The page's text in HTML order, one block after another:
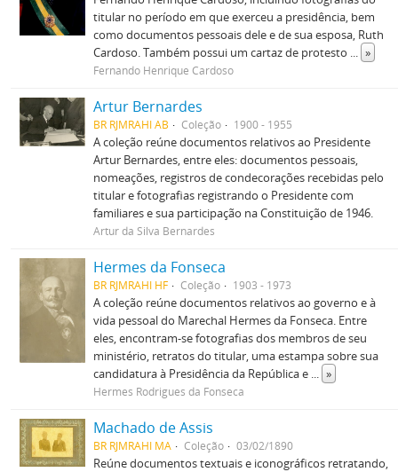
titular no período em que exerceu a presidência, bem
como documentos pessoais dele e de sua esposa, Ruth
Cardoso. Também possui um cartaz de protesto ... »
Fernando Henrique Cardoso
Artur Bernardes
BR RJMRAHI AB Coleção 1900 - 1955
A coleção reúne documentos relativos ao Presidente
Artur Bernardes, entre eles: documentos pessoais,
nomeações, registros de condecorações recebidas pelo
titular e fotografias registrando o Presidente com
familiares e sua participação na Constituição de 1946.
Artur da Silva Bernardes
Hermes da Fonseca
BR RJMRAHI HF Coleção 1903 - 1973
A coleção reúne documentos relativos ao governo e à
vida pessoal do Marechal Hermes da Fonseca. Entre
eles, encontram-se fotografias dos membros de seu
ministério, retratos do titular, uma estampa sobre sua
candidatura à Presidência da República e ... »
Hermes Rodrigues da Fonseca
Machado de Assis
BR RJMRAHI MA Coleção 03/02/1890
Reúne documentos textuais e iconográficos retratando,